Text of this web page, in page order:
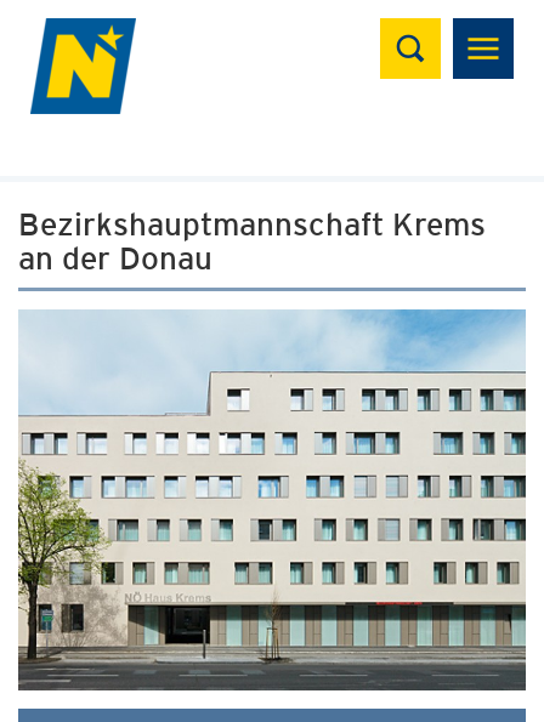
Suchen
Bezirkshauptmannschaft Krems
an der Donau